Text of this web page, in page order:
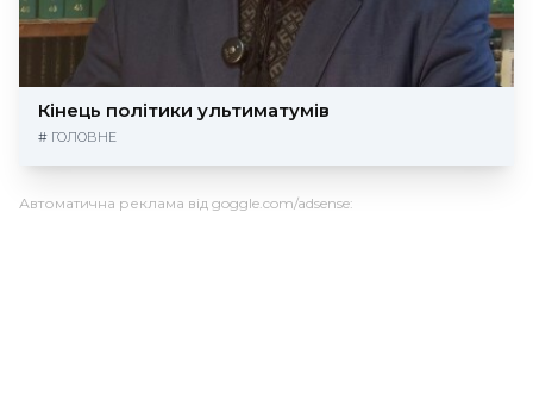
Кінець політики ультиматумів
# ГОЛОВНЕ
Автоматична реклама від goggle.com/adsense: